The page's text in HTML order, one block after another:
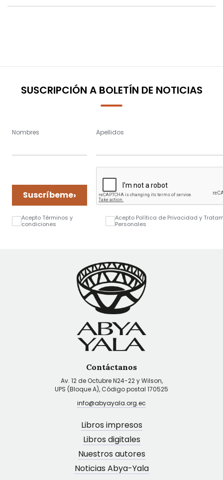
SUSCRIPCIÓN A BOLETÍN DE NOTICIAS
Nombres Apellidos
Suscríbeme›
Acepto Términos y
condiciones
Acepto Política de Privacidad y
Personales
Contáctanos
Av. 12 de Octubre N24-22 y Wilson,
UPS (Bloque A), Código postal 170525
info@abyayala.org.ec
Libros impresos
Libros digitales
Nuestros autores
Noticias Abya-Yala